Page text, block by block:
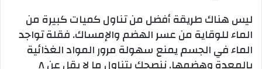
ليس هناك طريقة أفضل من تناول كميات كبيرة من
الماء للوقاية من عسر الهضم والإمساك. فقلة تواجد
الماء في الجسم يمنع سهولة مرور المواد الغذائية
بالمعدة وهضمها. ننصحك بتناول ما لا يقل عن ٨